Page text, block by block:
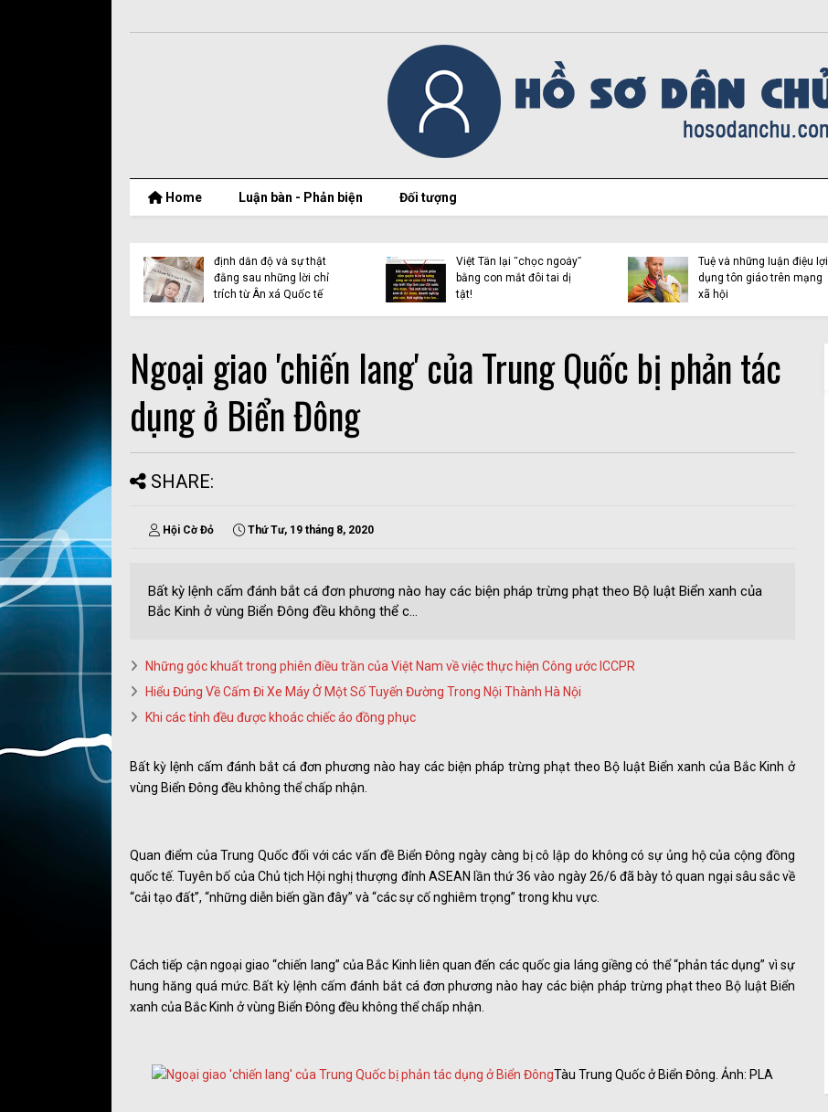
Home Luận bàn - Phản biện Đối tượng
định dẫn độ và sự thật
đằng sau những lời chỉ
trích từ Ân xá Quốc tế
Việt Tân lại “chọc ngoáy”
bằng con mắt đôi tai dị
tật!
Tuệ và những luận điệu lợi
dụng tôn giáo trên mạng
xã hội
Ngoại giao 'chiến lang' của Trung Quốc bị phản tác
dụng ở Biển Đông
SHARE:
Hội Cờ Đỏ Thứ Tư, 19 tháng 8, 2020
Bất kỳ lệnh cấm đánh bắt cá đơn phương nào hay các biện pháp trừng phạt theo Bộ luật Biển xanh của
Bắc Kinh ở vùng Biển Đông đều không thể c...
Những góc khuất trong phiên điều trần của Việt Nam về việc thực hiện Công ước ICCPR
Hiểu Đúng Về Cấm Đi Xe Máy Ở Một Số Tuyến Đường Trong Nội Thành Hà Nội
Khi các tỉnh đều được khoác chiếc áo đồng phục
Bất kỳ lệnh cấm đánh bắt cá đơn phương nào hay các biện pháp trừng phạt theo Bộ luật Biển xanh của Bắc Kinh ở
vùng Biển Đông đều không thể chấp nhận.
Quan điểm của Trung Quốc đối với các vấn đề Biển Đông ngày càng bị cô lập do không có sự ủng hộ của cộng đồng
quốc tế. Tuyên bố của Chủ tịch Hội nghị thượng đỉnh ASEAN lần thứ 36 vào ngày 26/6 đã bày tỏ quan ngại sâu sắc về
“cải tạo đất”, “những diễn biến gần đây” và “các sự cố nghiêm trọng” trong khu vực.
Cách tiếp cận ngoại giao “chiến lang” của Bắc Kinh liên quan đến các quốc gia láng giềng có thể “phản tác dụng” vì sự
hung hăng quá mức. Bất kỳ lệnh cấm đánh bắt cá đơn phương nào hay các biện pháp trừng phạt theo Bộ luật Biển
xanh của Bắc Kinh ở vùng Biển Đông đều không thể chấp nhận.
Tàu Trung Quốc ở Biển Đông. Ảnh: PLA